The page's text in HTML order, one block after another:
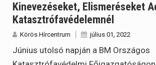
Kinevezéseket, Elismeréseket
Katasztrófavédelemnél
Körös Hírcentrum július 01, 2022
Június utolsó napján a BM Országos